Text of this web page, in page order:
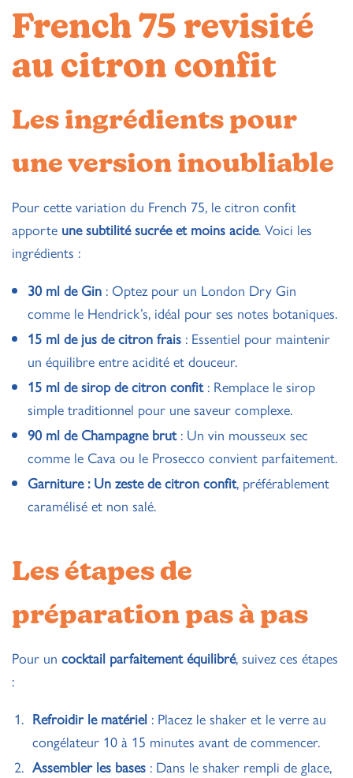
French 75 revisité
au citron confit
Les ingrédients pour
une version inoubliable
Pour cette variation du French 75, le citron confit
apporte une subtilité sucrée et moins acide. Voici les
ingrédients :
30 ml de Gin : Optez pour un London Dry Gin
comme le Hendrick’s, idéal pour ses notes botaniques.
15 ml de jus de citron frais : Essentiel pour maintenir
un équilibre entre acidité et douceur.
15 ml de sirop de citron confit: Remplace le sirop
simple traditionnel pour une saveur complexe.
90 ml de Champagne brut: Un vin mousseux sec
comme le Cava ou le Prosecco convient parfaitement.
Garniture : Un zeste de citron confit, préférablement
caramélisé et non salé.
Les étapes de
préparation pas à pas
Pour un cocktail parfaitement équilibré, suivez ces étapes
:
Refroidir le matériel : Placez le shaker et le verre au
congélateur 10 à 15 minutes avant de commencer.
Assembler les bases : Dans le shaker rempli de glace,